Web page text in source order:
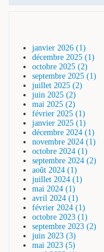
janvier 2026 (1)
décembre 2025 (1)
octobre 2025 (2)
septembre 2025 (1)
juillet 2025 (2)
juin 2025 (2)
mai 2025 (2)
février 2025 (1)
janvier 2025 (1)
décembre 2024 (1)
novembre 2024 (1)
octobre 2024 (1)
septembre 2024 (2)
août 2024 (1)
juillet 2024 (1)
mai 2024 (1)
avril 2024 (1)
février 2024 (1)
octobre 2023 (1)
septembre 2023 (2)
juin 2023 (3)
mai 2023 (5)